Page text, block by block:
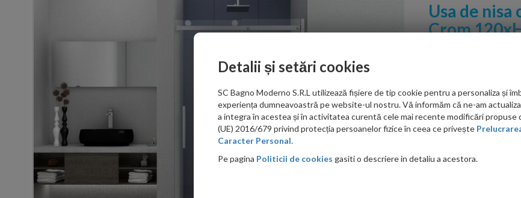
Usa de
Crom
1,952.00 RON
Ati gasit in
Detalii și setări cookies
SC Bagno Moderno S.R.L utilizează fișiere de tip cookie pentru a personaliza și
experiența dumneavoastră pe website-ul nostru. Vă informăm că ne-am
a integra în acestea și în activitatea curentă cele mai recente modificări propuse
(UE) 2016/679 privind protecția persoanelor fizice în ceea ce privește
Caracter Personal.
Pe pagina Politicii de cookies gasiti o descriere in detaliu a acestora.